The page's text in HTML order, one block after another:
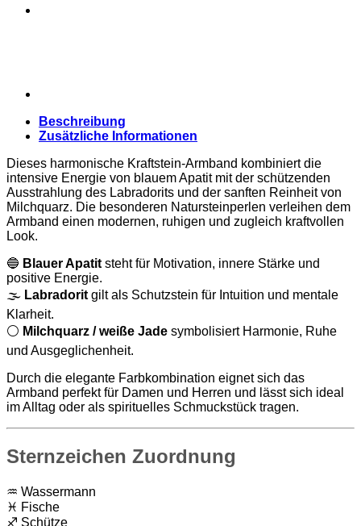
Beschreibung
Zusätzliche Informationen
Dieses harmonische Kraftstein-Armband kombiniert die
intensive Energie von blauem Apatit mit der schützenden
Ausstrahlung des Labradorits und der sanften Reinheit von
Milchquarz. Die besonderen Natursteinperlen verleihen dem
Armband einen modernen, ruhigen und zugleich kraftvollen
Look.
🔵 Blauer Apatit steht für Motivation, innere Stärke und
positive Energie.
🌫️ Labradorit gilt als Schutzstein für Intuition und mentale
Klarheit.
⚪ Milchquarz / weiße Jade symbolisiert Harmonie, Ruhe
und Ausgeglichenheit.
Durch die elegante Farbkombination eignet sich das
Armband perfekt für Damen und Herren und lässt sich ideal
im Alltag oder als spirituelles Schmuckstück tragen.
Sternzeichen Zuordnung
♒ Wassermann
♓ Fische
♐ Schütze